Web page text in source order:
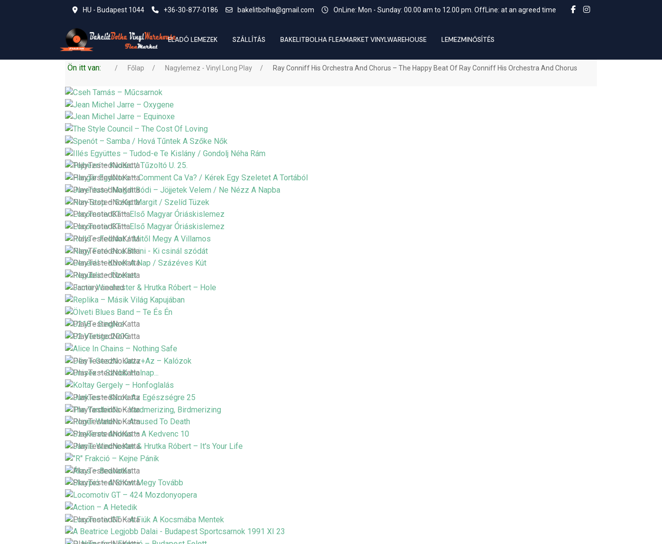
HU - Budapest 1044 +36-30-877-0186 bakelitbolha@gmail.com OnLine: Mon - Sunday: 00.00 am to 12.00 pm. OffLine: at an agreed time
ELADÓ LEMEZEK SZÁLLÍTÁS BAKELITBOLHA FLEAMARKET VINYLWAREHOUSE LEMEZMINŐSÍTÉS
Ön itt van: Főlap Nagylemez - Vinyl Long Play Ray Conniff His Orchestra And Chorus – The Happy Beat Of Ray Conniff His Orchestra And Chorus